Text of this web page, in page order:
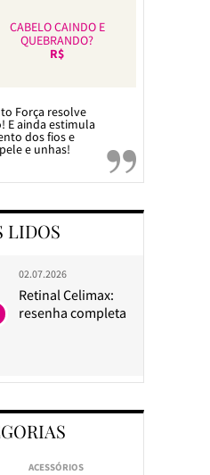
CABELO CAINDO E
QUEBRANDO?
R$
Força resolve
E ainda estimula
dos fios e
e unhas!
LIDOS
02.07.2026
Retinal Celimax:
resenha completa
ACESSÓRIOS